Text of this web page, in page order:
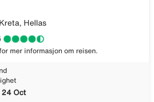
Hellas
mer informasjon om reisen.
24 Oct